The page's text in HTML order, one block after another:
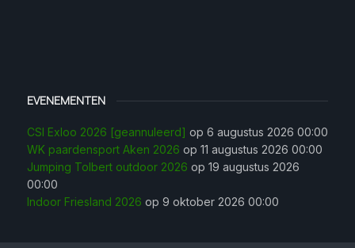
EVENEMENTEN
CSI Exloo 2026 [geannuleerd] op 6 augustus 2026 00:00
WK paardensport Aken 2026 op 11 augustus 2026 00:00
Jumping Tolbert outdoor 2026 op 19 augustus 2026
00:00
Indoor Friesland 2026 op 9 oktober 2026 00:00